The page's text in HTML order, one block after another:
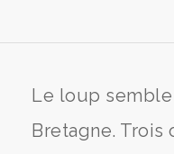
Le loup semble
Bretagne.